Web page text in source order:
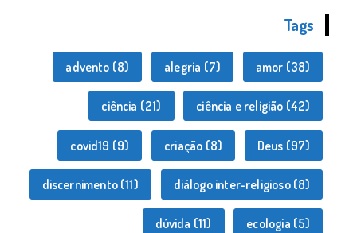
Tags
advento (8) alegria (7) amor (38)
ciência (21) ciência e religião (42)
covid19 (9) criação (8) Deus (97)
discernimento(11) diálogo inter-religioso(8)
dúvida (11) ecologia (5)